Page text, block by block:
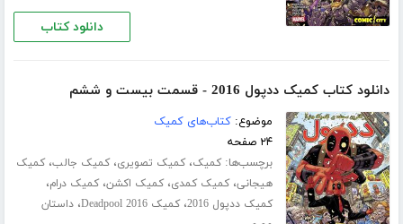
دانلود کتاب
دانلود کتاب کمیک ددپول 2016 - قسمت بیست و ششم
موضوع:کتاب‌های کمیک
۲۴ صفحه
برچسب‌ها:کمیک،کمیک تصویری،کمیک جالب،کمیک
هیجانی،کمیک کمدی،کمیک اکشن،کمیک درام،
کمیک ددپول 2016 ،کمیک Deadpool 2016 ،داستان